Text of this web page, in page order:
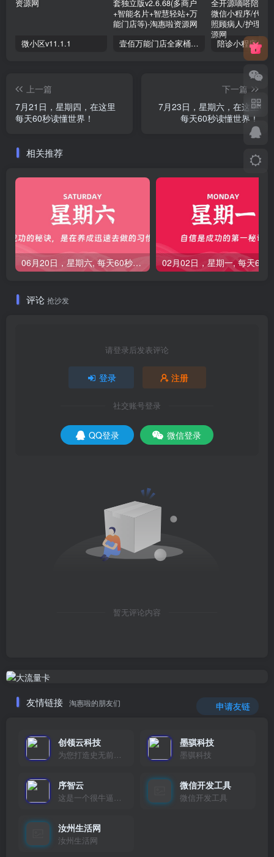
微小区v11.1.1 壹佰万能门店全家桶10套独立版v2.6.68(​多商户+智能名片+智慧轻站+万能门店等)
上一篇
7月21日，星期四，在这里
每天60秒读懂世界！
下一篇
7月23日，星期六，在这里
每天60秒读懂世界！
相关推荐
06月20日，星期六, 每天60秒读懂全世界！
评论 抢沙发
请登录后发表评论
登录 注册
社交账号登录
QQ登录 微信登录
暂无评论内容
友情链接 淘惠啦的朋友们 申请友链
创领云科技
为您打造史无前例的应用产品带您认识新时代产品的创新
墨骐科技
墨骐科技
序智云
这是一个很牛逼的开发者，要开发找他准行！
微信开发工具
微信开发工具
汝州生活网
汝州生活网